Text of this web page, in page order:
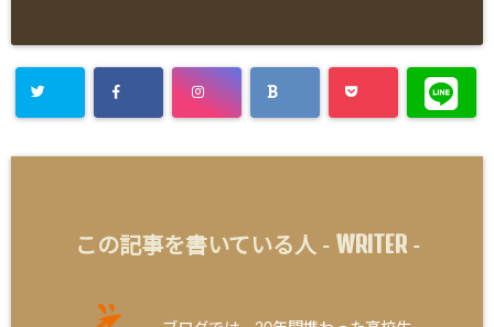
この記事を書いている人 - WRITER-